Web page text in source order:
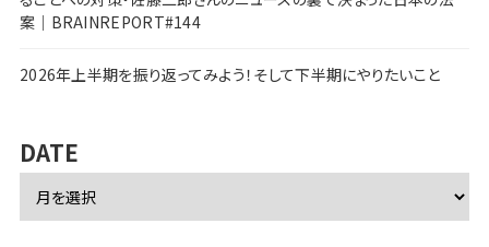
案｜BRAINREPORT#144
2026年上半期を振り返ってみよう！そして下半期にやりたいこと
DATE